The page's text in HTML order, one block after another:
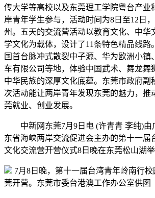
传大学等高校以及东莞理工学院粤台产业
岸青年学生参与，活动时间为8日至12日
州。五天的交流营活动以教育文化、中华
学文化为载体，设计了11条特色精品线路
国首台脉冲式散裂中子源、华为欧洲小镇
车有限公司等地，体验中国武术、舞龙舞
中华民族的深厚文化底蕴。东莞市政府副
次活动能让两岸青年发现东莞的魅力，推
莞就业、创业发展。
中新网东莞7月9日电 (许青青 李纯)由
东省海峡两岸交流促进会主办的第十一届
文化交流营开营仪式8日晚在东莞松山湖举
7月8日晚，第十一届台湾青年岭南行
莞开营。东莞市委台港澳工作办公室供图